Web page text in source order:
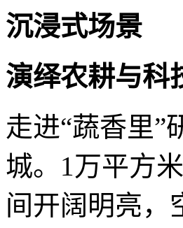
沉浸式场景
演绎农耕与科
走进“蔬香里”
城。1万平方
间开阔明亮，